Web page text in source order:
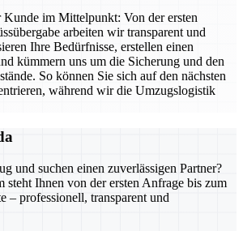
Kunde im Mittelpunkt: Von der ersten
arbeiten wir transparent und
Ihre Bedürfnisse, erstellen einen
kümmern uns um die Sicherung und den
So können Sie sich auf den nächsten
während wir die Umzugslogistik
und suchen einen zuverlässigen Partner?
steht Ihnen von der ersten Anfrage bis zum
– professionell, transparent und